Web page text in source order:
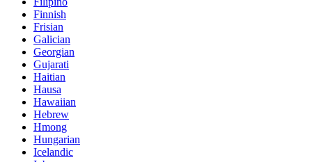
Finnish
Frisian
Galician
Georgian
Gujarati
Haitian
Hausa
Hawaiian
Hebrew
Hmong
Hungarian
Icelandic